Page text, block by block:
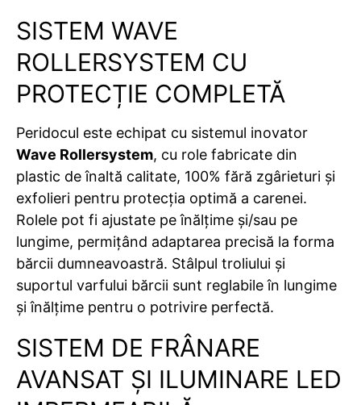
SISTEM WAVE
ROLLERSYSTEM CU
PROTECȚIE COMPLETĂ
Peridocul este echipat cu sistemul inovator
Wave Rollersystem, cu role fabricate din
plastic de înaltă calitate, 100% fără zgârieturi și
exfolieri pentru protecția optimă a carenei.
Rolele pot fi ajustate pe înălțime și/sau pe
lungime, permițând adaptarea precisă la forma
bărcii dumneavoastră. Stâlpul troliului și
suportul varfului bărcii sunt reglabile în lungime
și înălțime pentru o potrivire perfectă.
SISTEM DE FRÂNARE
AVANSAT ȘI ILUMINARE LED